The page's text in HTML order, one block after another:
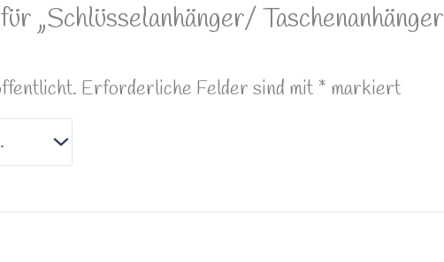
„Schlüsselanhänger/ Taschenanhänger
Erforderliche Felder sind mit * markiert